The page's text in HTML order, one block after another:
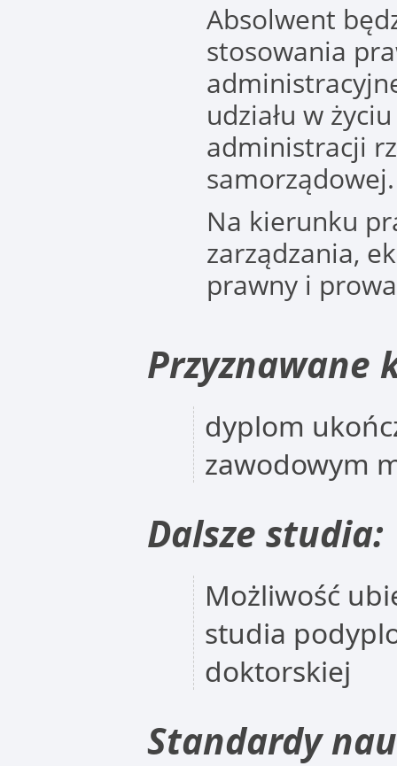
Absolwent
stosowania
udziału w
administracji
samorządowej.
Na kierunku
zarządzania,
prawny i
Przyznawane
dyplom
zawodowym
Dalsze studia:
Możliwość
studia
doktorskiej
Standardy